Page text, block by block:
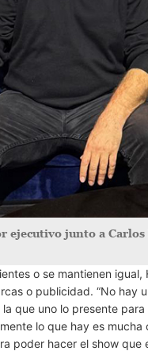
ejecutivo junto a
o se mantienen
o publicidad. “No hay
que uno lo presente
lo que hay es
poder hacer el show que